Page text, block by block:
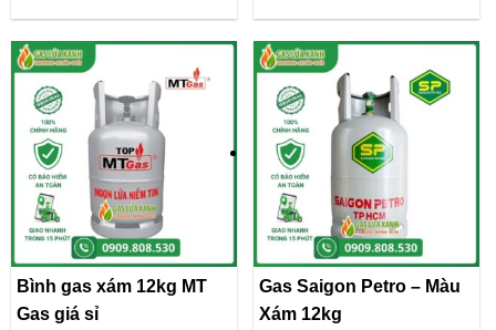
Bình gas xám 12kg MT
Gas giá sỉ
Gas Saigon Petro – Màu
Xám 12kg